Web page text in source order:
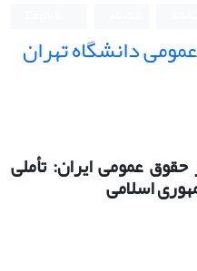
دانشگاه تهران
عمومی ایران: تأملی
اسلامی